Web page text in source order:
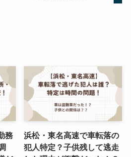
務
浜松・東名高速で車転落の
犯人特定？子供残して逃走